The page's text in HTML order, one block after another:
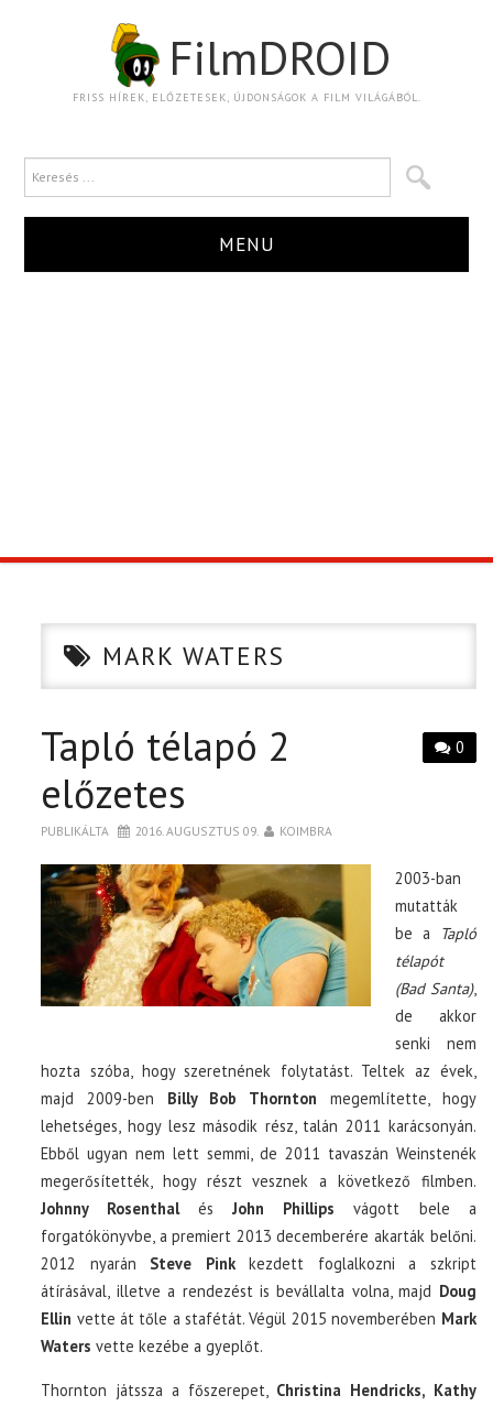
FilmDROID
FRISS HÍREK, ELŐZETESEK, ÚJDONSÁGOK A FILM VILÁGÁBÓL.
MENU
CIKK
PÓLÓ RENDELÉS
MARK WATERS
0
Tapló télapó 2
előzetes
PUBLIKÁLTA 2016. AUGUSZTUS 09. KOIMBRA
2003-ban
mutatták
be a
Tapló
télapót
(Bad Santa),
de akkor
senki nem
hozta szóba, hogy szeretnének folytatást. Teltek az évek,
majd 2009-ben Billy Bob Thornton megemlítette, hogy
lehetséges, hogy lesz második rész, talán 2011 karácsonyán.
Ebből ugyan nem lett semmi, de 2011 tavaszán Weinstenék
megerősítették, hogy részt vesznek a következő filmben.
Johnny RosenthalésJohn Phillips vágott bele a
forgatókönyvbe, a premiert 2013 decemberére akarták belőni.
2012 nyarán Steve Pinkkezdett foglalkozni a szkript
átírásával, illetve a rendezést is bevállalta volna, majd Doug
Ellin vette át tőle a stafétát. Végül 2015 novemberében Mark
Waters vette kezébe a gyeplőt.
Thornton játssza a főszerepet, Christina Hendricks, Kathy